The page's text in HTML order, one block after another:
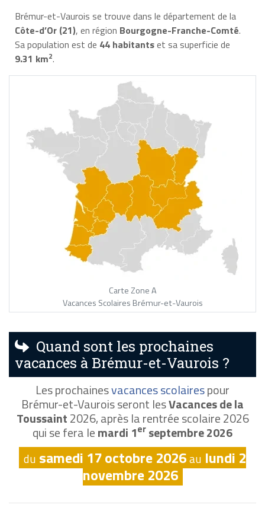
Brémur-et-Vaurois se trouve dans le département de la
Côte-d’Or (21), en région Bourgogne-Franche-Comté.
Sa population est de 44 habitantset sa superficie de
9.31 km2.
Carte Zone A
Vacances Scolaires Brémur-et-Vaurois
Quand sont les prochaines
vacances à Brémur-et-Vaurois ?
Les prochainesvacances scolairespour
Brémur-et-Vaurois seront lesVacances de la
Toussaint2026, après la rentrée scolaire 2026
qui se fera lemardi 1er septembre 2026
du samedi 17 octobre 2026au lundi 2
novembre 2026